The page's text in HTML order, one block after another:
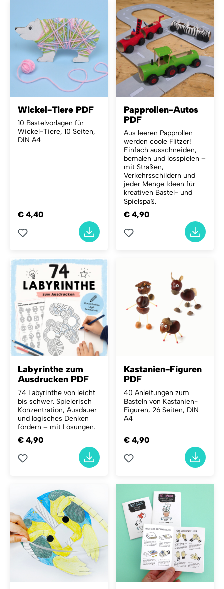
Wickel-Tiere PDF
10 Bastelvorlagen für
Wickel-Tiere, 10 Seiten,
DIN A4
€ 4,40
Papprollen-Autos
PDF
Aus leeren Papprollen
werden coole Flitzer!
Einfach ausschneiden,
bemalen und losspielen –
mit Straßen,
Verkehrsschildern und
jeder Menge Ideen für
kreativen Bastel- und
Spielspaß.
€ 4,90
Labyrinthe zum
Ausdrucken PDF
74 Labyrinthe von leicht
bis schwer. Spielerisch
Konzentration, Ausdauer
und logisches Denken
fördern – mit Lösungen.
€ 4,90
Kastanien-Figuren
PDF
40 Anleitungen zum
Basteln von Kastanien-
Figuren, 26 Seiten, DIN
A4
€ 4,90